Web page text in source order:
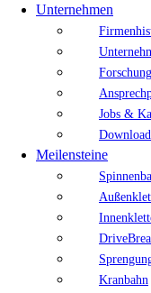
Unternehmen
Jobs &
Meilensteine
Kranbahn